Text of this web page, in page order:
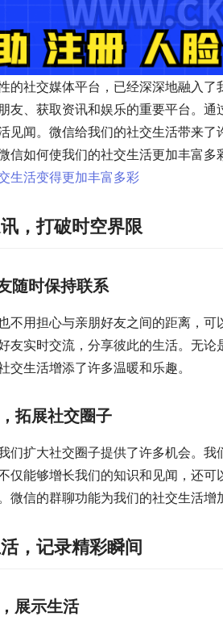
的社交媒体平台，已经深深地融入
友、获取资讯和娱乐的重要平台。
见闻。微信给我们的社交生活带来
信如何使我们的社交生活更加丰富多
，打破时空界限
随时保持联系
不用担心与亲朋好友之间的距离，
友实时交流，分享彼此的生活。无
交生活增添了许多温暖和乐趣。
拓展社交圈子
们扩大社交圈子提供了许多机会。
仅能够增长我们的知识和见闻，还
微信的群聊功能为我们的社交生活增
，记录精彩瞬间
展示生活